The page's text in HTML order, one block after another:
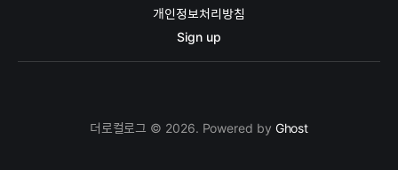
개인정보처리방침
Sign up
더로컬로그 © 2026. Powered by Ghost